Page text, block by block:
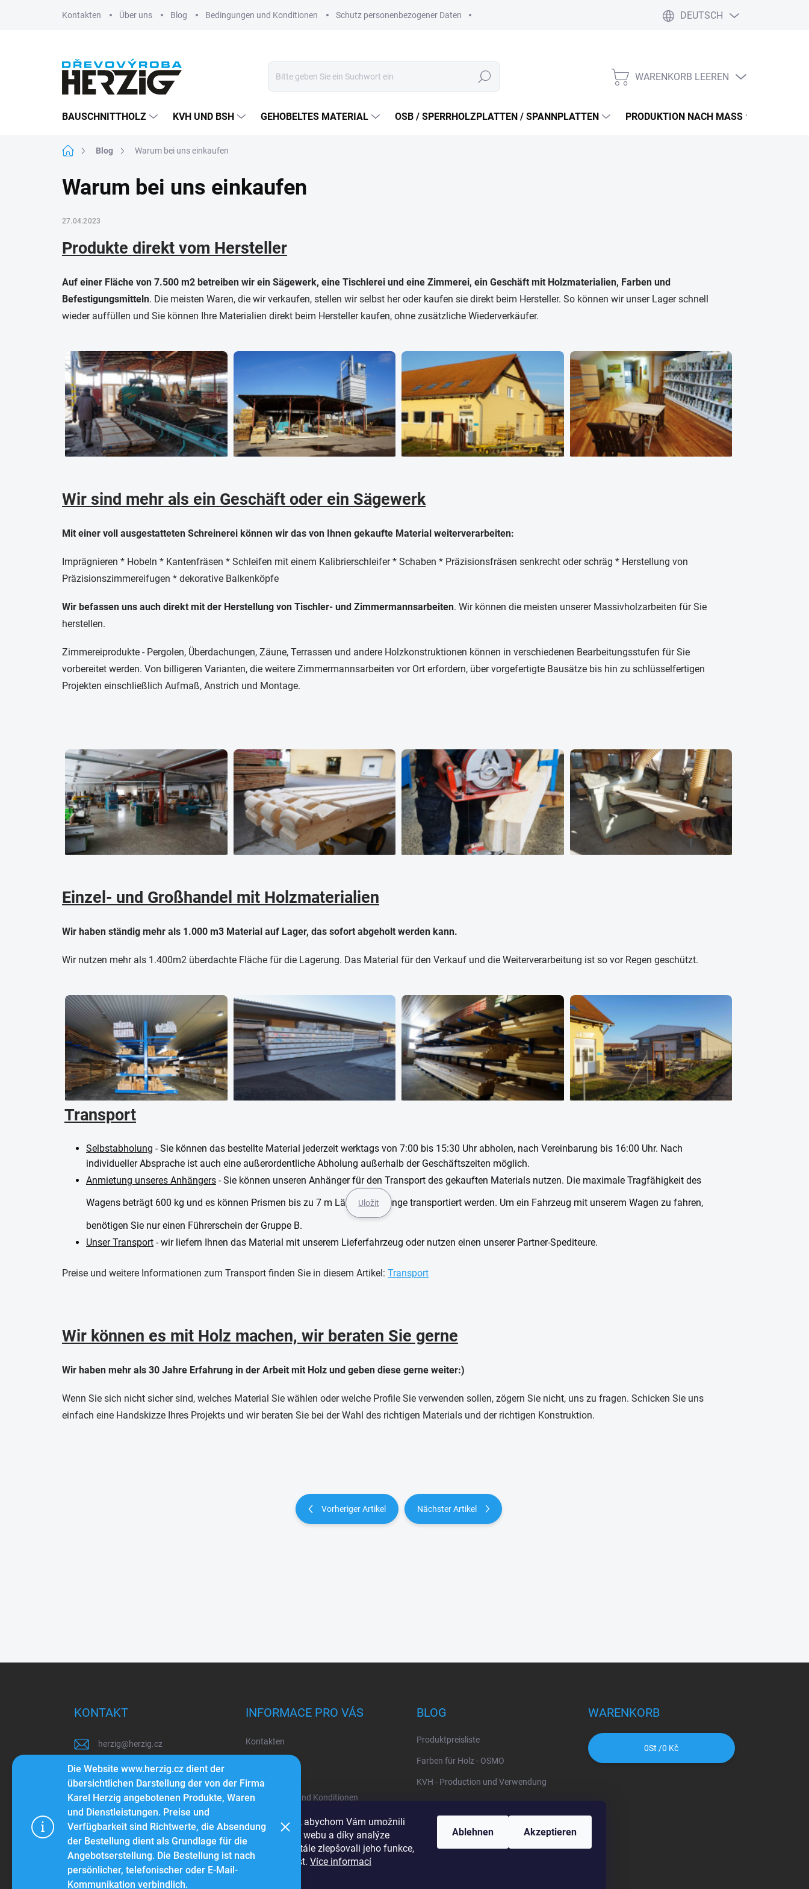
Používáme cookies, abychom Vám umožnili
pohodlné prohlížení webu a díky analýze
provozu webu neustále zlepšovali jeho funkce,
výkon a použitelnost. Více informací
Ablehnen Akzeptieren
Die Website www.herzig.cz dient der
übersichtlichen Darstellung der von der Firma
Karel Herzig angebotenen Produkte, Waren
und Dienstleistungen. Preise und
Verfügbarkeit sind Richtwerte, die Absendung
der Bestellung dient als Grundlage für die
Angebotserstellung. Die Bestellung ist nach
persönlicher, telefonischer oder E-Mail-
Kommunikation verbindlich.
Kontakten Über uns Blog Bedingungen und Konditionen Schutz personenbezogener Daten DEUTSCH
Suchen WARENKORB
WARENKORB LEEREN
BAUSCHNITTHOLZ KVH UND BSH GEHOBELTES MATERIAL OSB / SPERRHOLZPLATTEN / SPANNPLATTEN PRODUKTION NACH MASS
Startseite
Blog Warum bei uns einkaufen
Warum bei uns einkaufen
27.04.2023
Produkte direkt vom Hersteller
Auf einer Fläche von 7.500 m2 betreiben wir ein Sägewerk, eine Tischlerei und eine Zimmerei, ein Geschäft mit Holzmaterialien, Farben und
Befestigungsmitteln. Die meisten Waren, die wir verkaufen, stellen wir selbst her oder kaufen sie direkt beim Hersteller. So können wir unser Lager schnell
wieder auffüllen und Sie können Ihre Materialien direkt beim Hersteller kaufen, ohne zusätzliche Wiederverkäufer.
Wir sind mehr als ein Geschäft oder ein Sägewerk
Mit einer voll ausgestatteten Schreinerei können wir das von Ihnen gekaufte Material weiterverarbeiten:
Imprägnieren * Hobeln * Kantenfräsen * Schleifen mit einem Kalibrierschleifer * Schaben * Präzisionsfräsen senkrecht oder schräg * Herstellung von
Präzisionszimmereifugen * dekorative Balkenköpfe
Wir befassen uns auch direkt mit der Herstellung von Tischler- und Zimmermannsarbeiten. Wir können die meisten unserer Massivholzarbeiten für Sie
herstellen.
Zimmereiprodukte - Pergolen, Überdachungen, Zäune, Terrassen und andere Holzkonstruktionen können in verschiedenen Bearbeitungsstufen für Sie
vorbereitet werden. Von billigeren Varianten, die weitere Zimmermannsarbeiten vor Ort erfordern, über vorgefertigte Bausätze bis hin zu schlüsselfertigen
Projekten einschließlich Aufmaß, Anstrich und Montage.
Einzel- und Großhandel mit Holzmaterialien
Wir haben ständig mehr als 1.000 m3 Material auf Lager, das sofort abgeholt werden kann.
Wir nutzen mehr als 1.400m2 überdachte Fläche für die Lagerung. Das Material für den Verkauf und die Weiterverarbeitung ist so vor Regen geschützt.
Transport
Selbstabholung - Sie können das bestellte Material jederzeit werktags von 7:00 bis 15:30 Uhr abholen, nach Vereinbarung bis 16:00 Uhr. Nach
individueller Absprache ist auch eine außerordentliche Abholung außerhalb der Geschäftszeiten möglich.
Anmietung unseres Anhängers - Sie können unseren Anhänger für den Transport des gekauften Materials nutzen. Die maximale Tragfähigkeit des
Wagens beträgt 600 kg und es können Prismen bis zu 7 m Lä
Uložit
nge transportiert werden. Um ein Fahrzeug mit unserem Wagen zu fahren,
benötigen Sie nur einen Führerschein der Gruppe B.
Unser Transport - wir liefern Ihnen das Material mit unserem Lieferfahrzeug oder nutzen einen unserer Partner-Spediteure.
Preise und weitere Informationen zum Transport finden Sie in diesem Artikel: Transport
Wir können es mit Holz machen, wir beraten Sie gerne
Wir haben mehr als 30 Jahre Erfahrung in der Arbeit mit Holz und geben diese gerne weiter:)
Wenn Sie sich nicht sicher sind, welches Material Sie wählen oder welche Profile Sie verwenden sollen, zögern Sie nicht, uns zu fragen. Schicken Sie uns
einfach eine Handskizze Ihres Projekts und wir beraten Sie bei der Wahl des richtigen Materials und der richtigen Konstruktion.
Vorheriger Artikel Nächster Artikel
KONTAKT
herzig@herzig.cz
+420 603 260 855
Sehen Sie sich auch unsere
Videos mit verschiedenen Tipps
und Tricks an...
INFORMACE PRO VÁS
Kontakten
Blog
Bedingungen und Konditionen
Schutz personenbezogener Daten
BLOG
Produktpreisliste
Farben für Holz - OSMO
KVH - Production und Verwendung
WARENKORB
0St /0 Kč